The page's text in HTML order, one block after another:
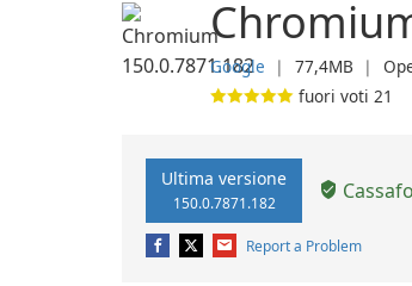
Google ❘ 77,4MB ❘
fuori voti 21
Ultima versione
150.0.7871.182
Report a Problem